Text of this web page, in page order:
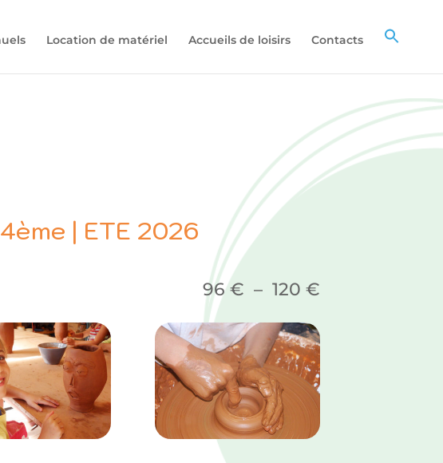
Location de matériel Accueils de loisirs Contacts
| ETE 2026
96€ – 120 €Plage
96 €
à
120 €